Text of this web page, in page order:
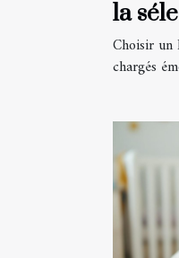
la
ou
Choisir un
chargés